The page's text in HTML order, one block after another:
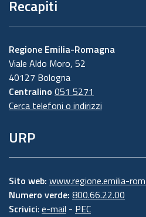
Recapiti
Regione Emilia-Romagna
Viale Aldo Moro, 52
40127 Bologna
Centralino 051 5271
Cerca telefoni o indirizzi
URP
Sito web: www.regione.emilia-
Numero verde: 800.66.22.00
Scrivici: e-mail - PEC